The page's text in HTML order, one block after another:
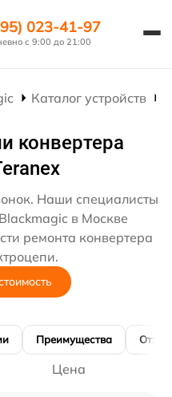
023-41-97
с 9:00 до 21:00
Каталог устройств
конвертера
Наши специалисты
в Москве
ремонта конвертера
Преимущества
Цена